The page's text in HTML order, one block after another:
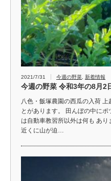
2021/7/31 今週の野菜 新着情報
今週の野菜 令和3年の8月2
八色・飯塚農園の西瓜の入荷
とがあります。 田んぼの中に
は自動車教習所以外は何も あり
近くに山が迫…